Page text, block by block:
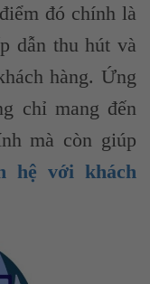
đó chính là
dẫn thu hút và
hàng. Ứng
chỉ mang đến
mà còn giúp
hệ với khách